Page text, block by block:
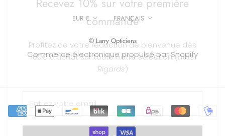
commande
100€ d'achat sur toute notre sélection (hors
Rigards)
S'INSCRIRE
Devise
EUR € Langue
FRANÇAIS
© Larry Opticiens
Commerce électronique propulsé par Shopify